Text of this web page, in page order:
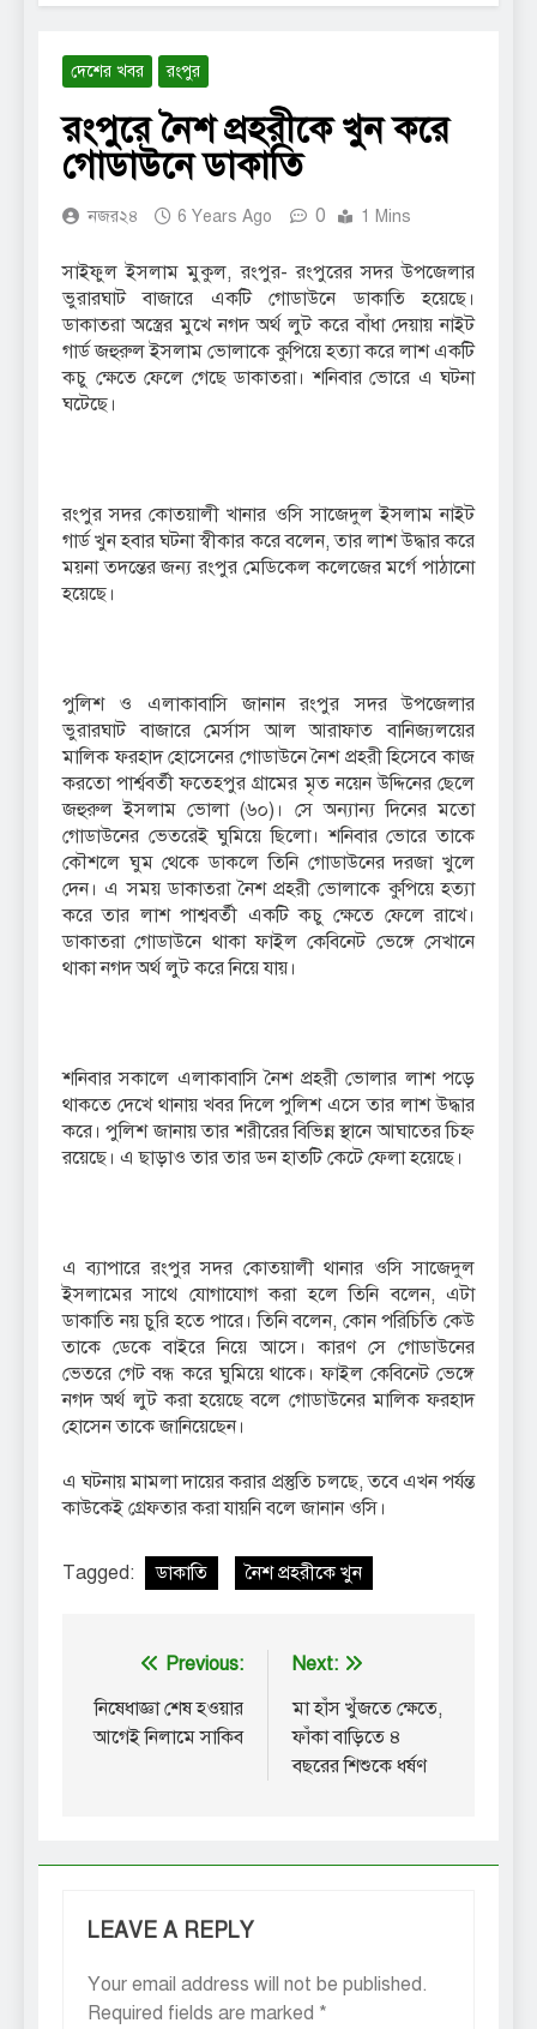
দেশের খবর রংপুর
রংপুরে নৈশ প্রহরীকে খুন করে
গোডাউনে ডাকাতি
নজর২৪ 6 Years Ago 0 1 Mins
সাইফুল ইসলাম মুকুল, রংপুর- রংপুরের সদর উপজেলার
ভুরারঘাট বাজারে একটি গোডাউনে ডাকাতি হয়েছে।
ডাকাতরা অস্ত্রের মুখে নগদ অর্থ লুট করে বাঁধা দেয়ায় নাইট
গার্ড জহুরুল ইসলাম ভোলাকে কুপিয়ে হত্যা করে লাশ একটি
কচু ক্ষেতে ফেলে গেছে ডাকাতরা। শনিবার ভোরে এ ঘটনা
ঘটেছে।
রংপুর সদর কোতয়ালী খানার ওসি সাজেদুল ইসলাম নাইট
গার্ড খুন হবার ঘটনা স্বীকার করে বলেন, তার লাশ উদ্ধার করে
ময়না তদন্তের জন্য রংপুর মেডিকেল কলেজের মর্গে পাঠানো
হয়েছে।
পুলিশ ও এলাকাবাসি জানান রংপুর সদর উপজেলার
ভুরারঘাট বাজারে মের্সাস আল আরাফাত বানিজ্যলয়ের
মালিক ফরহাদ হোসেনের গোডাউনে নৈশ প্রহরী হিসেবে কাজ
করতো পার্শ্ববর্তী ফতেহপুর গ্রামের মৃত নয়েন উদ্দিনের ছেলে
জহুরুল ইসলাম ভোলা (৬০)। সে অন্যান্য দিনের মতো
গোডাউনের ভেতরেই ঘুমিয়ে ছিলো। শনিবার ভোরে তাকে
কৌশলে ঘুম থেকে ডাকলে তিনি গোডাউনের দরজা খুলে
দেন। এ সময় ডাকাতরা নৈশ প্রহরী ভোলাকে কুপিয়ে হত্যা
করে তার লাশ পাশ্ববর্তী একটি কচু ক্ষেতে ফেলে রাখে।
ডাকাতরা গোডাউনে থাকা ফাইল কেবিনেট ভেঙ্গে সেখানে
থাকা নগদ অর্থ লুট করে নিয়ে যায়।
শনিবার সকালে এলাকাবাসি নৈশ প্রহরী ভোলার লাশ পড়ে
থাকতে দেখে থানায় খবর দিলে পুলিশ এসে তার লাশ উদ্ধার
করে। পুলিশ জানায় তার শরীরের বিভিন্ন স্থানে আঘাতের চিহ্ন
রয়েছে। এ ছাড়াও তার তার ডন হাতটি কেটে ফেলা হয়েছে।
এ ব্যাপারে রংপুর সদর কোতয়ালী থানার ওসি সাজেদুল
ইসলামের সাথে যোগাযোগ করা হলে তিনি বলেন, এটা
ডাকাতি নয় চুরি হতে পারে। তিনি বলেন, কোন পরিচিতি কেউ
তাকে ডেকে বাইরে নিয়ে আসে। কারণ সে গোডাউনের
ভেতরে গেট বন্ধ করে ঘুমিয়ে থাকে। ফাইল কেবিনেট ভেঙ্গে
নগদ অর্থ লুট করা হয়েছে বলে গোডাউনের মালিক ফরহাদ
হোসেন তাকে জানিয়েছেন।
এ ঘটনায় মামলা দায়ের করার প্রস্তুতি চলছে, তবে এখন পর্যন্ত
কাউকেই গ্রেফতার করা যায়নি বলে জানান ওসি।
Tagged: ডাকাতি নৈশ প্রহরীকে খুন
Post
navigation
Previous:
নিষেধাজ্ঞা শেষ হওয়ার
আগেই নিলামে সাকিব
Next:
মা হাঁস খুঁজতে ক্ষেতে,
ফাঁকা বাড়িতে ৪
বছরের শিশুকে ধর্ষণ
LEAVE A REPLY
Your email address will not be published.
Required fields are marked *